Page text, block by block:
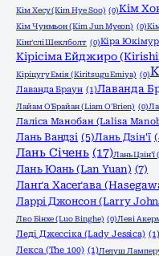
Кім Хесу (Kim Hye Soo) (0)Кім
Кім Чунмьон (Kim Jun Myeon) (0)
Кінґслі Шеклболт (0)Кіра
Кірісіма Ейджиро
Кіріцугу Емія (Kiritsugu Emiya) (0)
Лаванда Браун (1)Лаванда
Лайам О'Брайан (Liam O'Brien) (0)
Лаліса Манобан (Lalisa
Лань Вандзі (5)Лань Дзін'ї
Лань Січень (17)Лань
Лань Юань (Lan Yuan) (7)
Ланґа Хасеґава
Ларрі Джонсон (Larry
Лво Бінхе (Luo Binghe) (0)Леві
Леді Джессіка (Lady Jessica) (1)
Лекса (The 100) (1)Лелуш